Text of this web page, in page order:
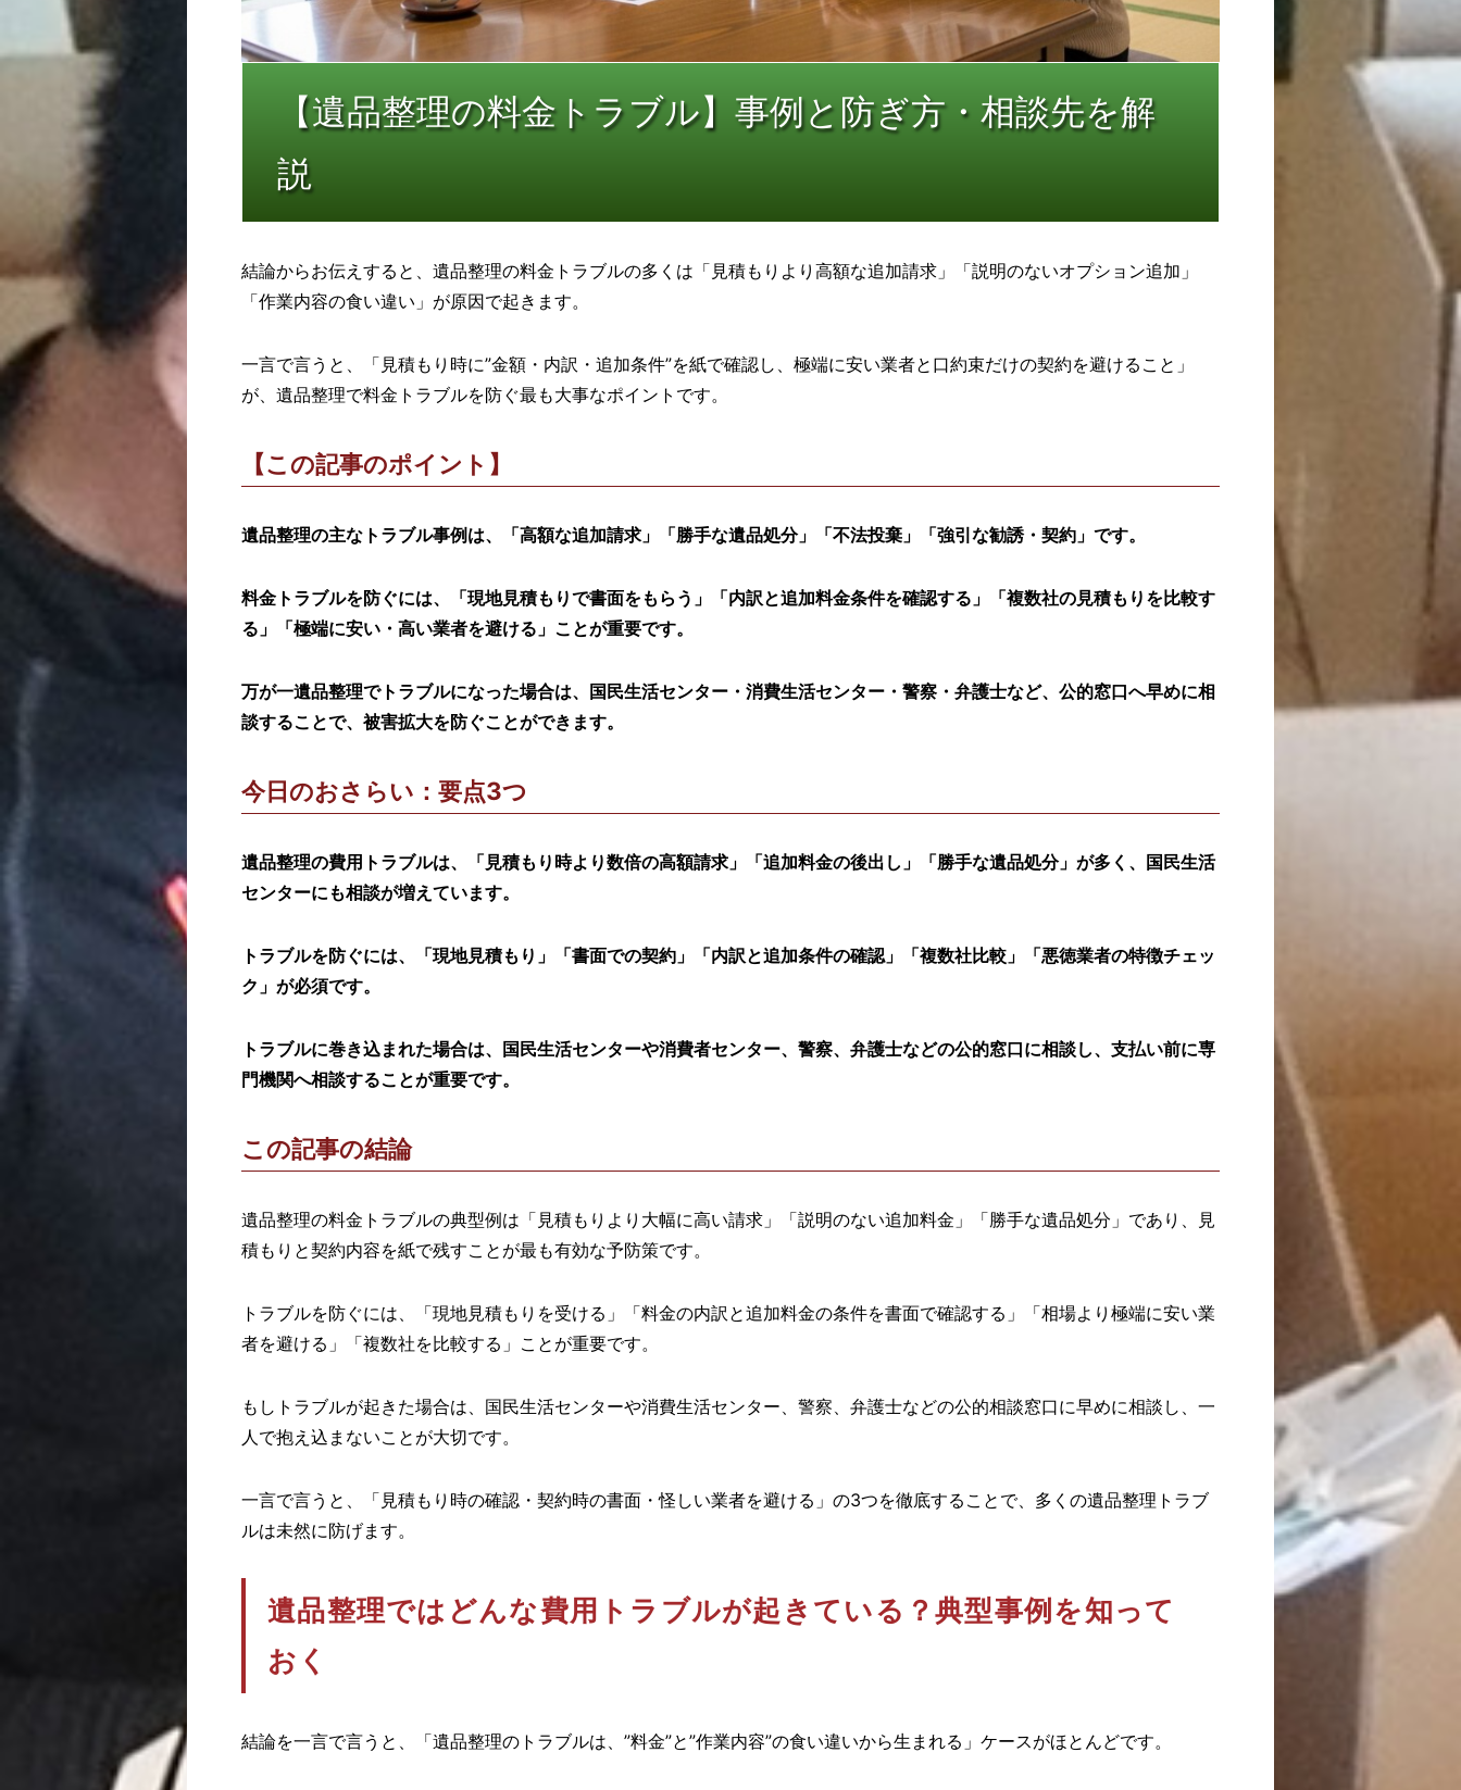
【遺品整理の料金トラブル】事例と防ぎ方・相談先を解
説
結論からお伝えすると、遺品整理の料金トラブルの多くは「見積もりより高額な追加請求」「説明のないオプション追加」
「作業内容の食い違い」が原因で起きます。
一言で言うと、「見積もり時に”金額・内訳・追加条件”を紙で確認し、極端に安い業者と口約束だけの契約を避けること」
が、遺品整理で料金トラブルを防ぐ最も大事なポイントです。
【この記事のポイント】
遺品整理の主なトラブル事例は、「高額な追加請求」「勝手な遺品処分」「不法投棄」「強引な勧誘・契約」です。
料金トラブルを防ぐには、「現地見積もりで書面をもらう」「内訳と追加料金条件を確認する」「複数社の見積もりを比較す
る」「極端に安い・高い業者を避ける」ことが重要です。
万が一遺品整理でトラブルになった場合は、国民生活センター・消費生活センター・警察・弁護士など、公的窓口へ早めに相
談することで、被害拡大を防ぐことができます。
今日のおさらい：要点3つ
遺品整理の費用トラブルは、「見積もり時より数倍の高額請求」「追加料金の後出し」「勝手な遺品処分」が多く、国民生活
センターにも相談が増えています。
トラブルを防ぐには、「現地見積もり」「書面での契約」「内訳と追加条件の確認」「複数社比較」「悪徳業者の特徴チェッ
ク」が必須です。
トラブルに巻き込まれた場合は、国民生活センターや消費者センター、警察、弁護士などの公的窓口に相談し、支払い前に専
門機関へ相談することが重要です。
この記事の結論
遺品整理の料金トラブルの典型例は「見積もりより大幅に高い請求」「説明のない追加料金」「勝手な遺品処分」であり、見
積もりと契約内容を紙で残すことが最も有効な予防策です。
トラブルを防ぐには、「現地見積もりを受ける」「料金の内訳と追加料金の条件を書面で確認する」「相場より極端に安い業
者を避ける」「複数社を比較する」ことが重要です。
もしトラブルが起きた場合は、国民生活センターや消費生活センター、警察、弁護士などの公的相談窓口に早めに相談し、一
人で抱え込まないことが大切です。
一言で言うと、「見積もり時の確認・契約時の書面・怪しい業者を避ける」の3つを徹底することで、多くの遺品整理トラブ
ルは未然に防げます。
遺品整理ではどんな費用トラブルが起きている？典型事例を知って
おく
結論を一言で言うと、「遺品整理のトラブルは、”料金”と”作業内容”の食い違いから生まれる」ケースがほとんどです。